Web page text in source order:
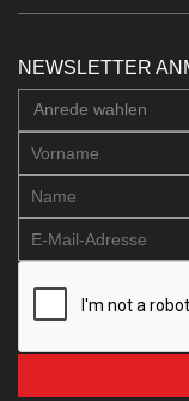
NEWSLETTER
Anrede wahlen